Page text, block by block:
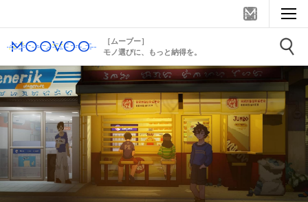
［ムーブー］
モノ選びに、もっと納得を。